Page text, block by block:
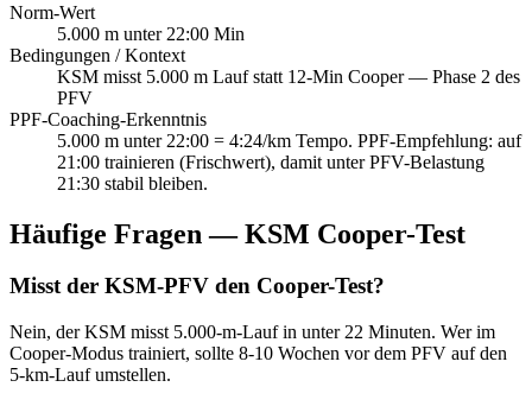
Norm-Wert
5.000 m unter 22:00 Min
Bedingungen / Kontext
KSM misst 5.000 m Lauf statt 12-Min Cooper — Phase 2 des
PFV
PPF-Coaching-Erkenntnis
5.000 m unter 22:00 = 4:24/km Tempo. PPF-Empfehlung: auf
21:00 trainieren (Frischwert), damit unter PFV-Belastung
21:30 stabil bleiben.
Häufige Fragen —KSM Cooper-Test
Misst der KSM-PFV den Cooper-Test?
Nein, der KSM misst 5.000-m-Lauf in unter 22 Minuten. Wer im
Cooper-Modus trainiert, sollte 8-10 Wochen vor dem PFV auf den
5-km-Lauf umstellen.